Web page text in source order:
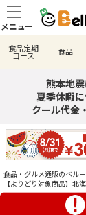
食品定期
コース 食品
熊本地
夏季休暇
クール代金
食品・グルメ通販のベル
【よりどり対象商品】北